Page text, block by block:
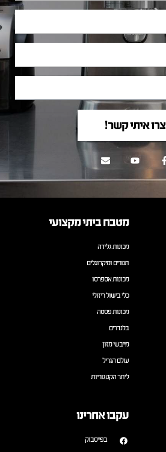
צרו איתי קשר!
מטבח ביתי מקצועי
מכונות גלידה
תנורים ומיקרוגלים
מכונות אספרסו
כלי בישול ריזולי
מכונות פסטה
בלנדרים
מייבשי מזון
עולם הגריל
ליתר הקטגוריות
עקבו אחרינו
בפייסבוק